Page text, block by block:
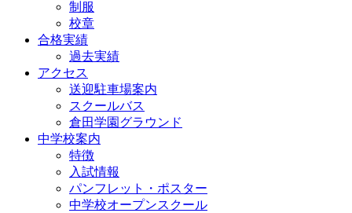
制服
校章
合格実績
過去実績
アクセス
送迎駐車場案内
スクールバス
倉田学園グラウンド
中学校案内
特徴
入試情報
パンフレット・ポスター
中学校オープンスクール